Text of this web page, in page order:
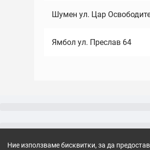
Шумен ул. Цар
Ямбол ул. Преслав 64
Ние използваме бисквитки, за да